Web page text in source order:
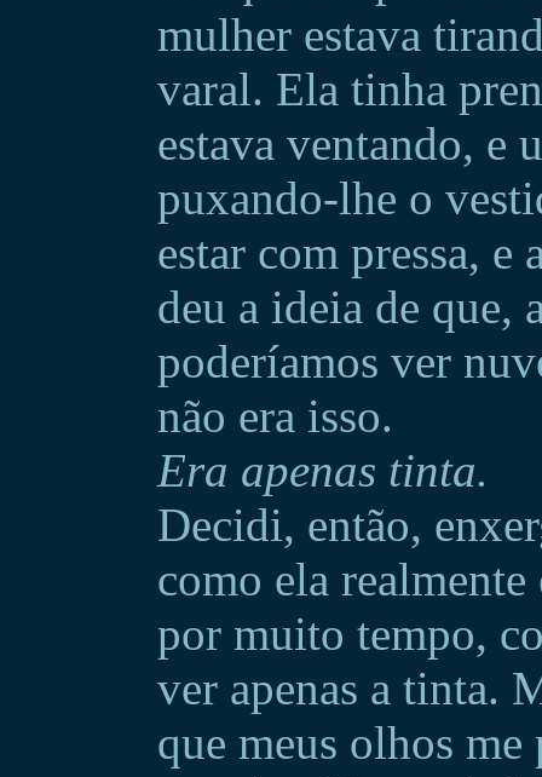
mulher estava
varal. Ela tinha
estava ventando, e
puxando-lhe o
estar com pressa, e
deu a ideia de que,
poderíamos ver
não era isso.
Era apenas tinta.
Decidi, então,
como ela
por muito tempo,
ver apenas a tinta.
que meus olhos